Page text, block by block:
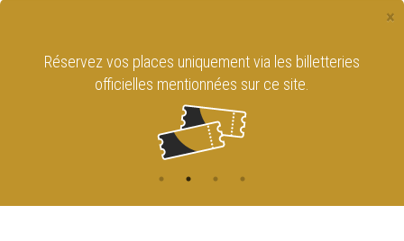
×
Réservez vos places uniquement via les billetteries
officielles mentionnées sur ce site.